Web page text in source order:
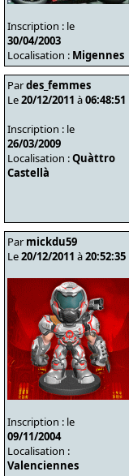
Inscription : le
30/04/2003
Localisation : Migennes
Pardes_femmes
Le20/12/2011 à06:48:51
Inscription : le
26/03/2009
Localisation :Quàttro
Castellà
Par mickdu59
Le20/12/2011 à20:52:35
Inscription : le
09/11/2004
Localisation :
Valenciennes